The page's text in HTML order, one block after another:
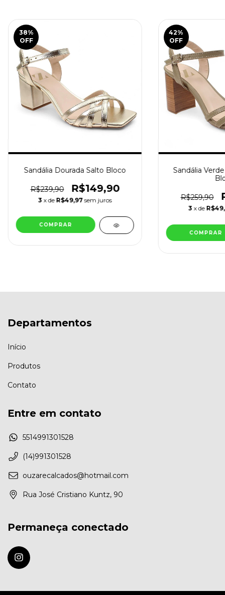
38%
OFF
Sandália Dourada Salto Bloco
R$239,90 R$149,90
3 x de R$49,97 sem juros
COMPRAR
42%
OFF
Sandália
R$259,90
3 x de
COMPRAR
Departamentos
Início
Produtos
Contato
Entre em contato
5514991301528
(14)991301528
ouzarecalcados@hotmail.com
Rua José Cristiano Kuntz, 90
Permaneça conectado